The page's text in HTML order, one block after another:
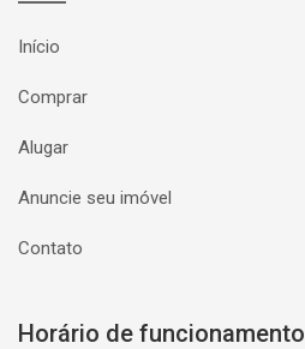
Início
Comprar
Alugar
Anuncie seu imóvel
Contato
Horário de funcionamento